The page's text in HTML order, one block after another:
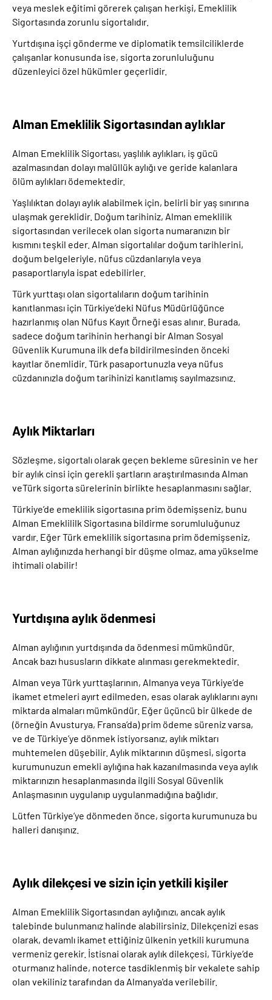
veya meslek eğitimi görerek çalışan herkişi, Emeklilik
Sigortasında zorunlu sigortalıdır.
Yurtdışına işçi gönderme ve diplomatik temsilciliklerde
çalışanlar konusunda ise, sigorta zorunluluğunu
düzenleyici özel hükümler geçerlidir.
Alman Emeklilik Sigortasından aylıklar
Alman Emeklilik Sigortası, yaşlılık aylıkları, iş gücü
azalmasından dolayı malüllük aylığı ve geride kalanlara
ölüm aylıkları ödemektedir.
Yaşlılıktan dolayı aylık alabilmek için, belirli bir yaş sınırına
ulaşmak gereklidir. Doğum tarihiniz, Alman emeklilik
sigortasından verilecek olan sigorta numaranızın bir
kısmını teşkil eder. Alman sigortalılar doğum tarihlerini,
doğum belgeleriyle, nüfus cüzdanlarıyla veya
pasaportlarıyla ispat edebilirler.
Türk yurttaşı olan sigortalıların doğum tarihinin
kanıtlanması için Türkiye’deki Nüfus Müdürlüğünce
hazırlanmış olan Nüfus Kayıt Örneği esas alınır. Burada,
sadece doğum tarihinin herhangi bir Alman Sosyal
Güvenlik Kurumuna ilk defa bildirilmesinden önceki
kayıtlar önemlidir. Türk pasaportunuzla veya nüfus
cüzdanınızla doğum tarihinizi kanıtlamış sayılmazsınız.
Aylık Miktarları
Sözleşme, sigortalı olarak geçen bekleme süresinin ve her
bir aylık cinsi için gerekli şartların araştırılmasında Alman
veTürk sigorta sürelerinin birlikte hesaplanmasını sağlar.
Türkiye’de emeklilik sigortasına prim ödemişseniz, bunu
Alman Emeklililk Sigortasına bildirme sorumluluğunuz
vardır. Eğer Türk emeklilik sigortasına prim ödemişseniz,
Alman aylığınızda herhangi bir düşme olmaz, ama yükselme
ihtimali olabilir!
Yurtdışına aylık ödenmesi
Alman aylığının yurtdışında da ödenmesi mümkündür.
Ancak bazı hususların dikkate alınması gerekmektedir.
Alman veya Türk yurttaşlarının, Almanya veya Türkiye’de
ikamet etmeleri ayırt edilmeden, esas olarak aylıklarını aynı
miktarda almaları mümkündür. Eğer üçüncü bir ülkede de
(örneğin Avusturya, Fransa’da) prim ödeme süreniz varsa,
ve de Türkiye’ye dönmek istiyorsanız, aylık miktarı
muhtemelen düşebilir. Aylık miktarının düşmesi, sigorta
kurumunuzun emekli aylığına hak kazanılmasında veya aylık
miktarınızın hesaplanmasında ilgili Sosyal Güvenlik
Anlaşmasının uygulanıp uygulanmadığına bağlıdır.
Lütfen Türkiye’ye dönmeden önce, sigorta kurumunuza bu
halleri danışınız.
Aylık dilekçesi ve sizin için yetkili kişiler
Alman Emeklilik Sigortasından aylığınızı, ancak aylık
talebinde bulunmanız halinde alabilirsiniz. Dilekçenizi esas
olarak, devamlı ikamet ettiğiniz ülkenin yetkili kurumuna
vermeniz gerekir. İstisnai olarak aylık dilekçesi, Türkiye’de
oturmanız halinde, noterce tasdiklenmiş bir vekalete sahip
olan vekiliniz tarafından da Almanya'da verilebilir.